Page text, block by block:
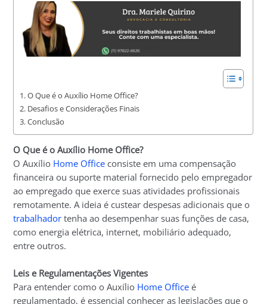
O Que é o Auxílio Home Office?
Desafios e Considerações Finais
Conclusão
O Que é o Auxílio Home Office?
O Auxílio Home Office consiste em uma compensação
financeira ou suporte material fornecido pelo empregador
ao empregado que exerce suas atividades profissionais
remotamente. A ideia é custear despesas adicionais que o
trabalhador tenha ao desempenhar suas funções de casa,
como energia elétrica, internet, mobiliário adequado,
entre outros.
Leis e Regulamentações Vigentes
Para entender como o Auxílio Home Office é
regulamentado, é essencial conhecer as legislações que o